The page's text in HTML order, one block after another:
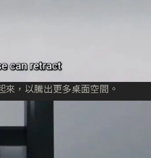
來，以騰出更多桌面空間。